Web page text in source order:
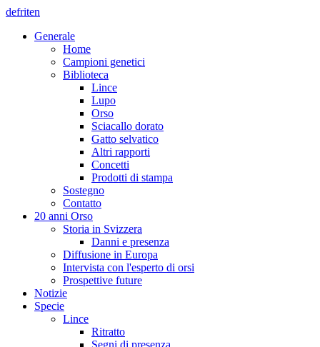
defriten
Generale
Home
Campioni genetici
Biblioteca
Lince
Lupo
Orso
Sciacallo dorato
Gatto selvatico
Altri rapporti
Concetti
Prodotti di stampa
Sostegno
Contatto
20 anni Orso
Storia in Svizzera
Danni e presenza
Diffusione in Europa
Intervista con l'esperto di orsi
Prospettive future
Notizie
Specie
Lince
Ritratto
Segni di presenza